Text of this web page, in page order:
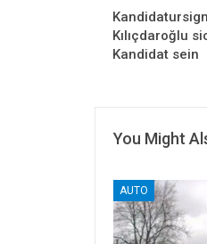
Kılıçdaroğlu
Kandidat sein
You Might
AUTO